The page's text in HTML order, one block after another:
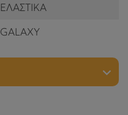
ΕΛΑΣΤΙΚΑ
GALAXY